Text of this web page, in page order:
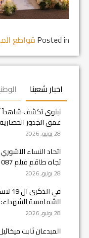
Posted in قواطع
اخبار شعبنا
نينوى تكشف شاهداً
عمق الجذور
28 يونيو, 2026
اتحاد النساء
تجاه طاقم فيلم Case 1087
28 يونيو, 2026
في
الشمامسة
28 يونيو, 2026
المبدعان ثابت